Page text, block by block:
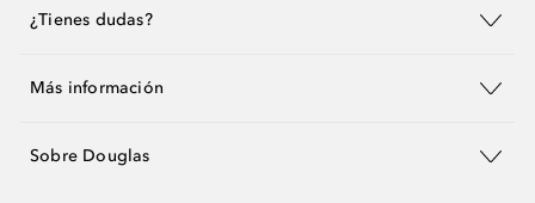
¿Tienes dudas?
Más información
Sobre Douglas